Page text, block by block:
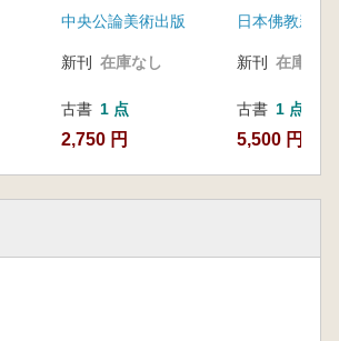
中央公論美術出版
新刊 在庫なし
古書 1 点
2,750 円
日本佛教新聞
新刊 在庫なし
古書 1 点
5,500 円